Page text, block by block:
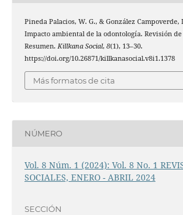
Pineda Palacios, W. G., & González Campoverde,
Impacto ambiental de la odontología. Revisión
Resumen. Killkana Social, 8(1), 13–30.
https://doi.org/10.26871/killkanasocial.v8i1.1378
Más formatos de cita
NÚMERO
Vol. 8 Núm. 1 (2024): Vol. 8 No. 1
SOCIALES, ENERO - ABRIL 2024
SECCIÓN